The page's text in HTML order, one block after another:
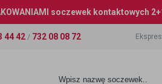
soczewek kontaktowych
44 42 / 732 08 08 72